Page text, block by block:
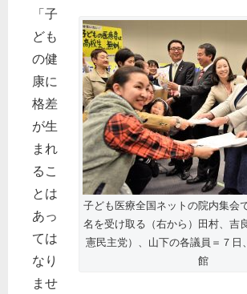
子ども医療全国ネットの院内集会
名を受け取る（右から）田村、吉
憲民主党）、山下の各議員＝７日
館
「子
ども
の健
康に
格差
が生
まれ
るこ
とは
あっ
ては
なり
ませ